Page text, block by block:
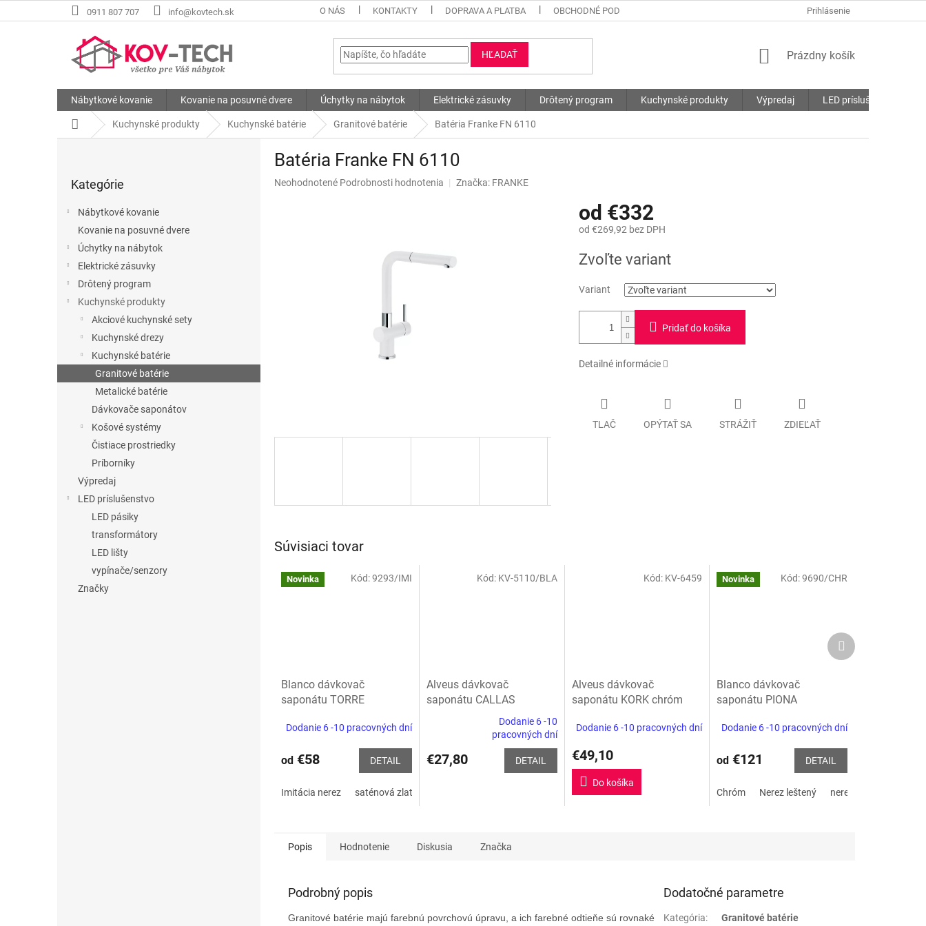
na
0911 807 707 info@kovtech.sk O NÁS KONTAKTY DOPRAVA A PLATBA OBCHODNÉ PODMIENKY SÚBORY COOKIES
Prihlásenie
HĽADAŤ
NÁKUPNÝ
Prázdny košík
Nábytkové kovanie Kovanie na posuvné dvere Úchytky na nábytok Elektrické zásuvky Drôtený program Kuchynské produkty Výpredaj LED príslušenstvo
DomovKuchynské produkty Kuchynské batérie Granitové batérie Batéria Franke FN 6110
kategórie
Kategórie
Nábytkové kovanie
Kovanie na posuvné dvere
Úchytky na nábytok
Elektrické zásuvky
Drôtený program
Kuchynské produkty
Akciové kuchynské sety
Kuchynské drezy
Kuchynské batérie
Granitové batérie
Metalické batérie
Dávkovače saponátov
Košové systémy
Čistiace prostriedky
Príborníky
Výpredaj
LED príslušenstvo
LED pásiky
transformátory
LED lišty
vypínače/senzory
Značky
Batéria Franke FN 6110
Priemerné
Neohodnotené Podrobnosti hodnotenia Značka: FRANKE
od €332
od €269,92bez DPH
cena:
Zvoľte variant
Variant
Pridať do košíka
Detailné informácie
TLAČ OPÝTAŤ SA STRÁŽIŤ ZDIEĽAŤ
Súvisiaci tovar
Novinka
Blanco dávkovač
saponátu TORRE
Dodanie 6 -10 pracovných dní
od €58 DETAIL
Imitácia nerez saténová zlatá
Kód:9293/IMI
Alveus dávkovač
saponátu CALLAS
produktu
Dodanie 6 -10
pracovných dní
€27,80 DETAIL
Kód: KV-5110/BLA
Alveus dávkovač
saponátu KORK chróm
Dodanie 6 -10 pracovných dní
€49,10
Do košíka
Kód: KV-6459 Novinka
Blanco dávkovač
saponátu PIONA
Dodanie 6 -10 pracovných dní
od €121 DETAIL
Chróm Nerez leštený nerez matný
Kód:9690/CHR
Ďalší
produkt
Popis Hodnotenie Diskusia Značka
Podrobný popis
Granitové batérie majú farebnú povrchovú úpravu, a ich farebné odtieňe sú rovnaké
Dodatočné parametre
Kategória:
Granitové batérie